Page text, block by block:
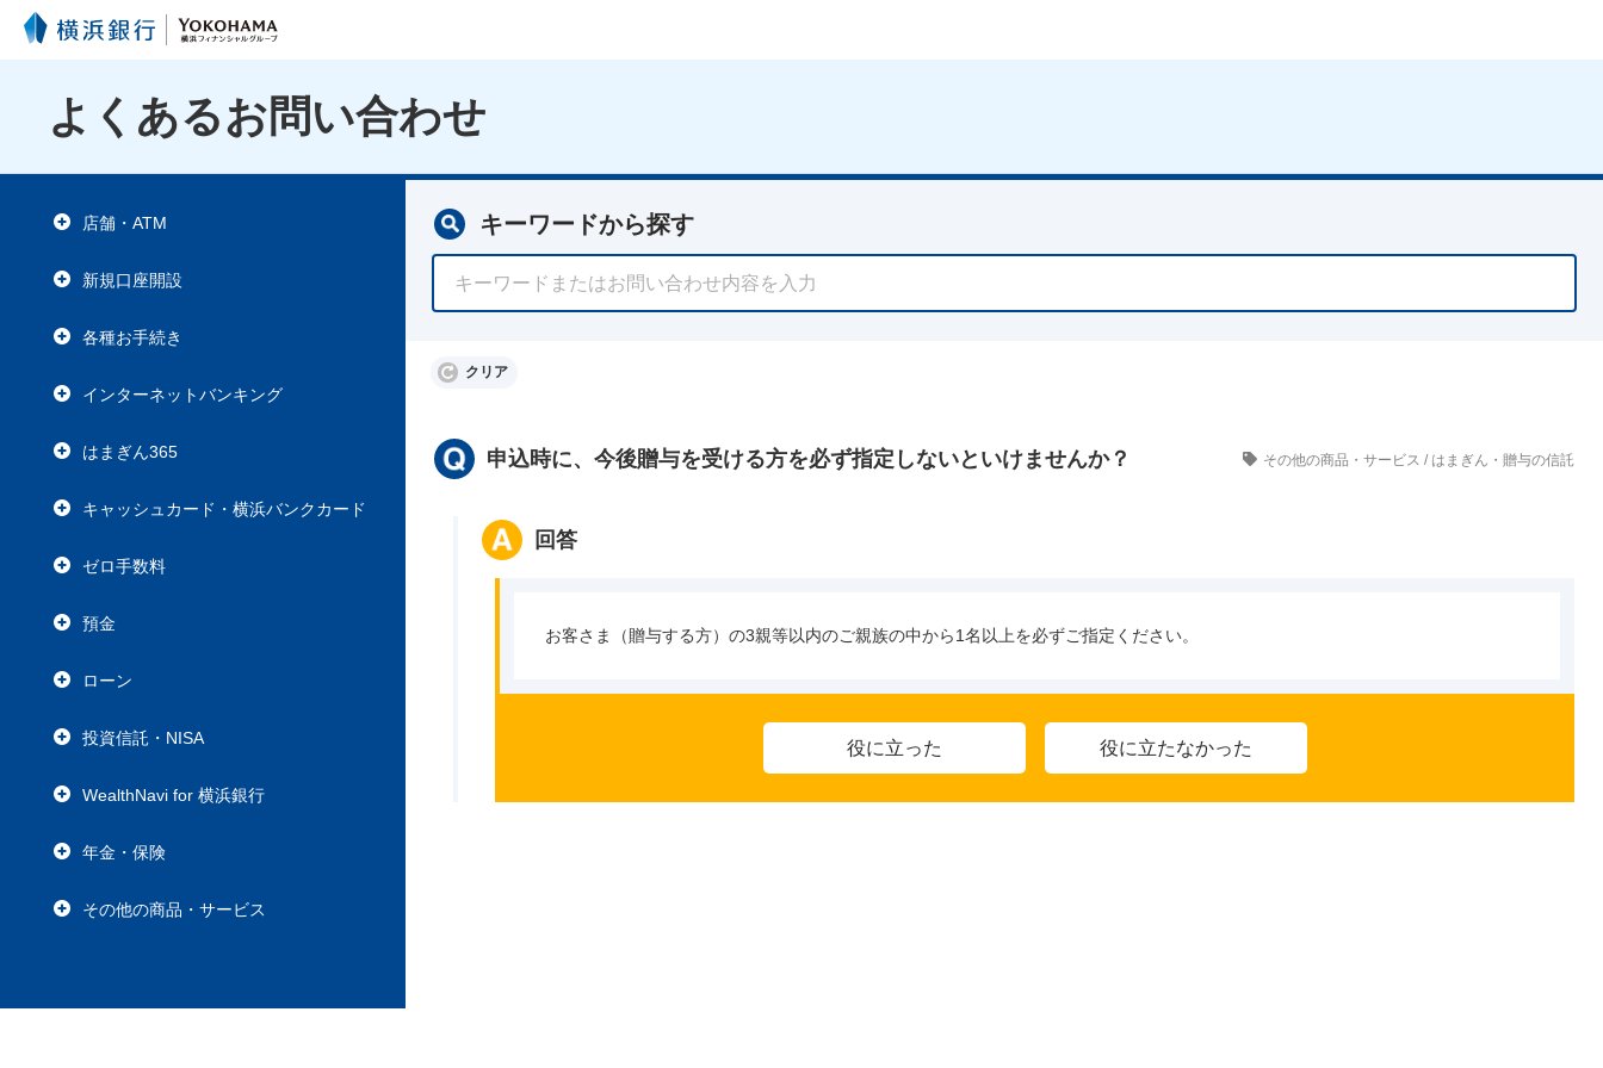
よくあるお問い合わせ
店舗・ATM
新規口座開設
各種お手続き
インターネットバンキング
はまぎん365
キャッシュカード・横浜バンクカード
ゼロ手数料
預金
ローン
投資信託・NISA
WealthNavi for 横浜銀行
年金・保険
その他の商品・サービス
キーワードから探す
クリア
申込時に、今後贈与を受ける方を必ず指定しないといけませんか？ その他の商品・サービス /はまぎん・贈与の信託
回答
お客さま（贈与する方）の3親等以内のご親族の中から1名以上を必ずご指定ください。
役に立った 役に立たなかった